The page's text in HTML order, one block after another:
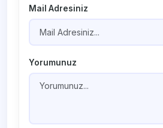
Mail Adresiniz
Yorumunuz